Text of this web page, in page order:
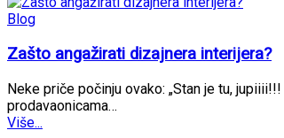
Blog
Zašto angažirati dizajnera interijera?
Neke priče počinju ovako: „Stan je tu,
prodavaonicama…
Više...